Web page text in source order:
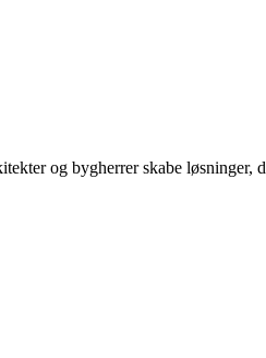
og bygherrer skabe løsninger,